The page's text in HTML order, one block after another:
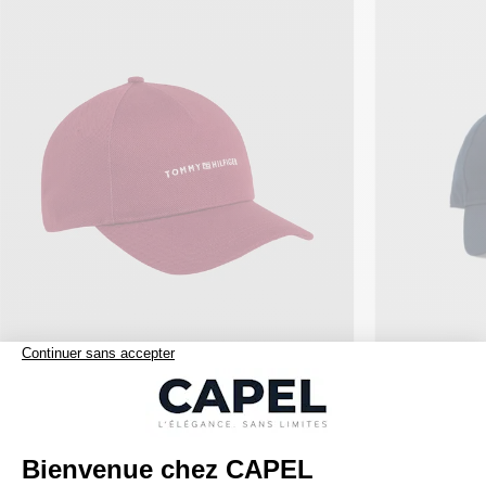
Casquette Bordeaux Tommy Hilfiger